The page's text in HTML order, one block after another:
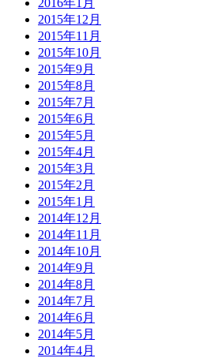
2015年12月
2015年11月
2015年10月
2015年9月
2015年8月
2015年7月
2015年6月
2015年5月
2015年4月
2015年3月
2015年2月
2015年1月
2014年12月
2014年11月
2014年10月
2014年9月
2014年8月
2014年7月
2014年6月
2014年5月
2014年4月